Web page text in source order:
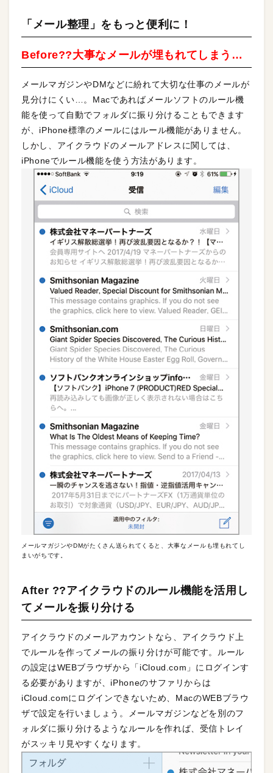
「メール整理」をもっと便利に！
Before??大事なメールが埋もれてしまう…
メールマガジンやDMなどに紛れて大切な仕事のメールが
見分けにくい…。Macであればメールソフトのルール機
能を使って自動でフォルダに振り分けることもできます
が、iPhone標準のメールにはルール機能がありません。
しかし、アイクラウドのメールアドレスに関しては、
iPhoneでルール機能を使う方法があります。
メールマガジンやDMがたくさん送られてくると、大事なメールも埋もれてし
まいがちです。
After ??アイクラウドのルール機能を活用し
てメールを振り分ける
アイクラウドのメールアカウントなら、アイクラウド上
でルールを作ってメールの振り分けが可能です。ルール
の設定はWEBブラウザから「iCloud.com」にログインす
る必要がありますが、iPhoneのサファリからは
iCloud.comにログインできないため、MacのWEBブラウ
ザで設定を行いましょう。メールマガジンなどを別のフ
ォルダに振り分けるようなルールを作れば、受信トレイ
がスッキリ見やすくなります。